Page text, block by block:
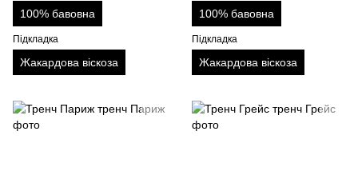
100% бавовна
Підкладка
Жакардова віскоза
100% бавовна
Підкладка
Жакардова віскоза